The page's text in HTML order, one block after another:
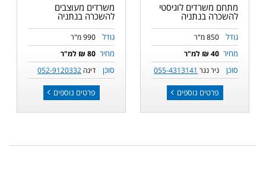
מתחם משרדים לוגיסטי
להשכרה בנתניה
גודל 850 מ"ר
מחיר 40 ₪ למ"ר
סוכן ניר נגר 055-4313141
פרטים נוספים
משרדים מעוצבים
להשכרה בנתניה
גודל 990 מ"ר
מחיר 80 ₪ למ"ר
סוכן דינה 052-9120332
פרטים נוספים